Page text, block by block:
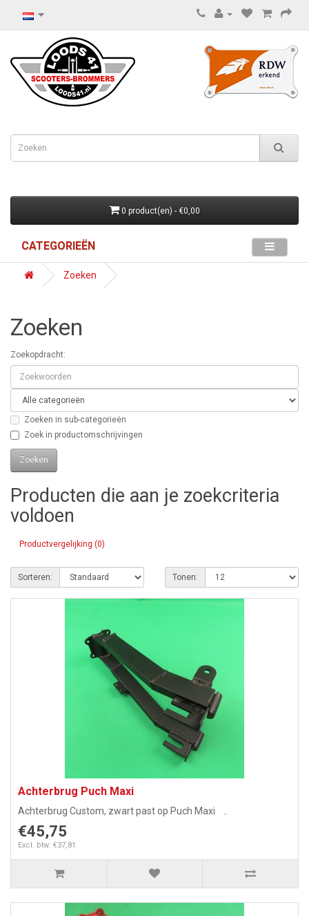
0 product(en) - €0,00
CATEGORIEËN
Zoeken
Zoeken
Zoekopdracht:
Zoeken in sub-categorieën
Zoek in productomschrijvingen
Producten die aan je zoekcriteria
voldoen
Productvergelijking (0)
Sorteren: Tonen:
Achterbrug Puch Maxi
Achterbrug Custom, zwart past op Puch Maxi ..
€45,75
Excl. btw: €37,81